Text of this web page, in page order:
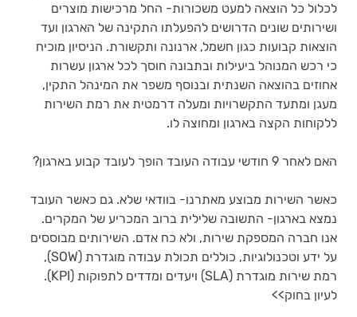
לכלול כל הוצאה למעט משכורות- החל מרכישות מוצרים
ושירותים שונים הדרושים להפעלתו התקינה של הארגון ועד
הוצאות קבועות כגון חשמל, ארנונה ותקשורת. הניסיון מוכיח
כי רכש המנוהל ביעילות ובתבונה חוסך לכל ארגון עשרות
אחוזים בהוצאה השנתית ובנוסף משפר את המינהל התקין,
מעגן ומתעד התקשרויות ומעלה דרמטית את רמת השירות
ללקוחות הקצה בארגון ומחוצה לו.
האם לאחר 9 חודשי עבודה העובד הופך לעובד קבוע בארגון?
כאשר השירות מבוצע מאתרנו- בוודאי שלא. גם כאשר העובד
נמצא בארגון- התשובה שלילית ברוב המכריע של המקרים.
אנו חברה המספקת שירות, ולא כח אדם. השירותים מבוססים
על ידע וטכנולוגיות, כוללים תכולת עבודה מוגדרת (SOW),
רמת שירות מוגדרת (SLA) ויעדים ומדדים לתפוקות (KPI).
לעיון בחוק>>